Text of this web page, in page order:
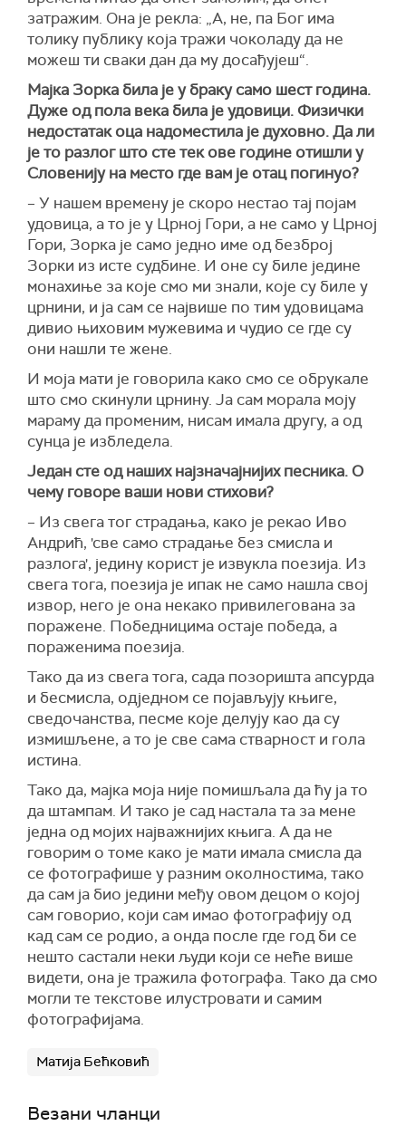
затражим. Она је рекла: „А, не, па Бог има
толику публику која тражи чоколаду да не
можеш ти сваки дан да му досађујеш“.
Мајка Зорка била је у браку само шест година.
Дуже од пола века била је удовици. Физички
недостатак оца надоместила је духовно. Да ли
је то разлог што сте тек ове године отишли у
Словенију на место где вам је отац погинуо?
– У нашем времену је скоро нестао тај појам
удовица, а то је у Црној Гори, а не само у Црној
Гори, Зорка је само једно име од безброј
Зорки из исте судбине. И оне су биле једине
монахиње за које смо ми знали, које су биле у
црнини, и ја сам се највише по тим удовицама
дивио њиховим мужевима и чудио се где су
они нашли те жене.
И моја мати је говорила како смо се обрукале
што смо скинули црнину. Ја сам морала моју
мараму да променим, нисам имала другу, а од
сунца је избледела.
Један сте од наших најзначајнијих песника. О
чему говоре ваши нови стихови?
– Из свега тог страдања, како је рекао Иво
Андрић, 'све само страдање без смисла и
разлога', једину корист је извукла поезија. Из
свега тога, поезија је ипак не само нашла свој
извор, него је она некако привилегована за
поражене. Победницима остаје победа, а
пораженима поезија.
Тако да из свега тога, сада позоришта апсурда
и бесмисла, одједном се појављују књиге,
сведочанства, песме које делују као да су
измишљене, а то је све сама стварност и гола
истина.
Тако да, мајка моја није помишљала да ћу ја то
да штампам. И тако је сад настала та за мене
једна од мојих најважнијих књига. А да не
говорим о томе како је мати имала смисла да
се фотографише у разним околностима, тако
да сам ја био једини међу овом децом о којој
сам говорио, који сам имао фотографију од
кад сам се родио, а онда после где год би се
нешто састали неки људи који се неће више
видети, она је тражила фотографа. Тако да смо
могли те текстове илустровати и самим
фотографијама.
Матија Бећковић
Везани чланци